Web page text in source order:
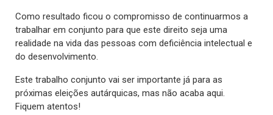
Como resultado ficou o compromisso de continuarmos a
trabalhar em conjunto para que este direito seja uma
realidade na vida das pessoas com deficiência intelectual e
do desenvolvimento.
Este trabalho conjunto vai ser importante já para as
próximas eleições autárquicas, mas não acaba aqui.
Fiquem atentos!